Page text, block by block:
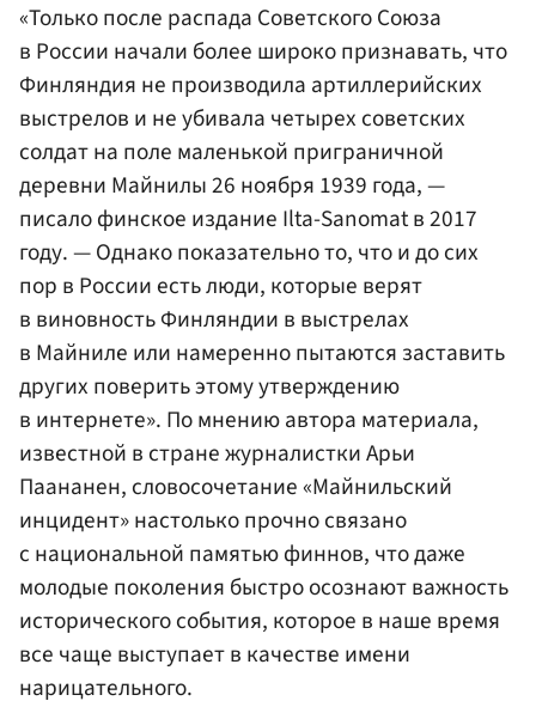
«Только после распада Советского Союза
в России начали более широко признавать, что
Финляндия не производила артиллерийских
выстрелов и не убивала четырех советских
солдат на поле маленькой приграничной
деревни Майнилы 26 ноября 1939 года, —
писало финское издание Ilta-Sanomat в 2017
году. — Однако показательно то, что и до сих
пор в России есть люди, которые верят
в виновность Финляндии в выстрелах
в Майниле или намеренно пытаются заставить
других поверить этому утверждению
в интернете». По мнению автора материала,
известной в стране журналистки Арьи
Паананен, словосочетание «Майнильский
инцидент» настолько прочно связано
с национальной памятью финнов, что даже
молодые поколения быстро осознают важность
исторического события, которое в наше время
все чаще выступает в качестве имени
нарицательного.